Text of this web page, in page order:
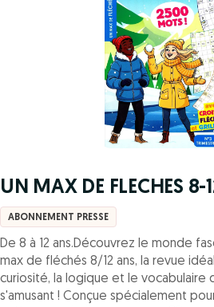
UN MAX DE FLECHES 8-
ABONNEMENT PRESSE
De 8 à 12 ans.Découvrez le monde
max de fléchés 8/12 ans, la revue
curiosité, la logique et le vocabulaire
s'amusant ! Conçue spécialement